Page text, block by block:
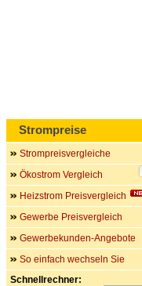
Strompreise
Strompreisvergleiche
Ökostrom Vergleich
Heizstrom Preisvergleich
Gewerbe Preisvergleich
Gewerbekunden-Angebote
So einfach wechseln Sie
Schnellrechner: